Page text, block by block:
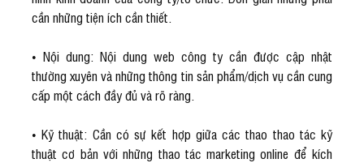
cần những tiện ích cần thiết.
• Nội dung: Nội dung web công ty cần được cập nhật
thường xuyên và những thông tin sản phẩm/dịch vụ cần cung
cấp một cách đầy đủ và rõ ràng.
• Kỹ thuật: Cần có sự kết hợp giữa các thao thao tác kỹ
thuật cơ bản với những thao tác marketing online để kích